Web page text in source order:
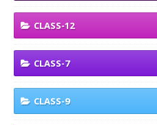
CLASS-12
CLASS-7
CLASS-9